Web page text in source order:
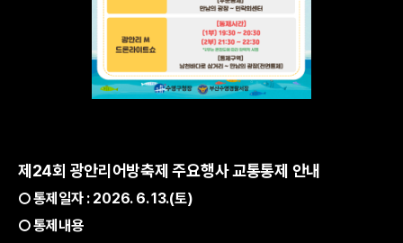
제24회 광안리어방축제 주요행사 교통통제 안내
○ 통제일자 : 2026. 6. 13.(토)
○ 통제내용